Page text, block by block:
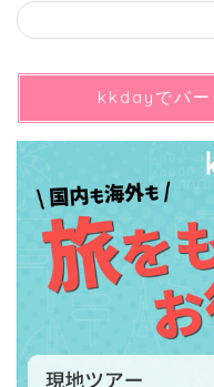
kkdayでパー